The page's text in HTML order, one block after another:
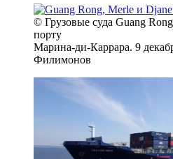
© Грузовые суда Guang
порту
Марина-ди-Каррара. 9
Филимонов